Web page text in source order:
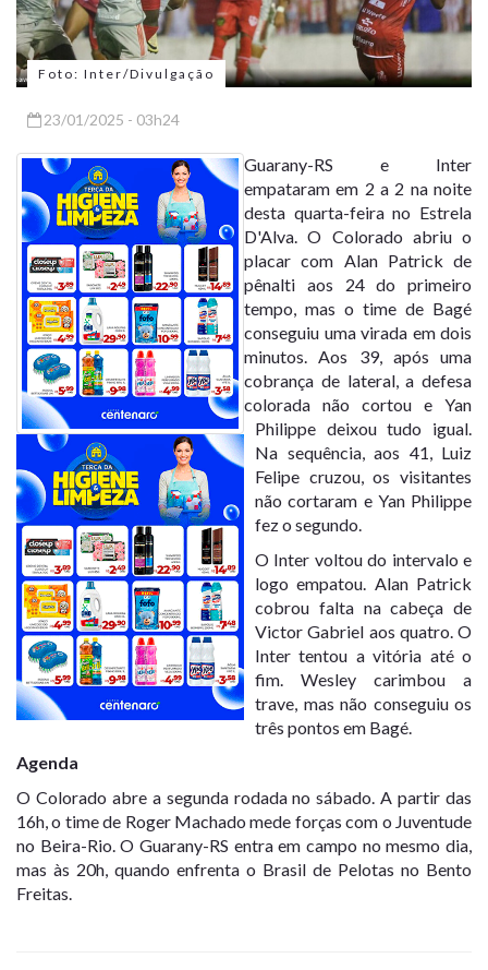
Foto: Inter/Divulgação
23/01/2025 - 03h24
Guarany-RS e Inter
empataram em 2 a 2 na noite
desta quarta-feira no Estrela
D'Alva. O Colorado abriu o
placar com Alan Patrick de
pênalti aos 24 do primeiro
tempo, mas o time de Bagé
conseguiu uma virada em dois
minutos. Aos 39, após uma
cobrança de lateral, a defesa
colorada não cortou e Yan
Philippe deixou tudo igual.
Na sequência, aos 41, Luiz
Felipe cruzou, os visitantes
não cortaram e Yan Philippe
fez o segundo.
O Inter voltou do intervalo e
logo empatou. Alan Patrick
cobrou falta na cabeça de
Victor Gabriel aos quatro. O
Inter tentou a vitória até o
fim. Wesley carimbou a
trave, mas não conseguiu os
três pontos em Bagé.
Agenda
O Colorado abre a segunda rodada no sábado. A partir das
16h, o time de Roger Machado mede forças com o Juventude
no Beira-Rio. O Guarany-RS entra em campo no mesmo dia,
mas às 20h, quando enfrenta o Brasil de Pelotas no Bento
Freitas.